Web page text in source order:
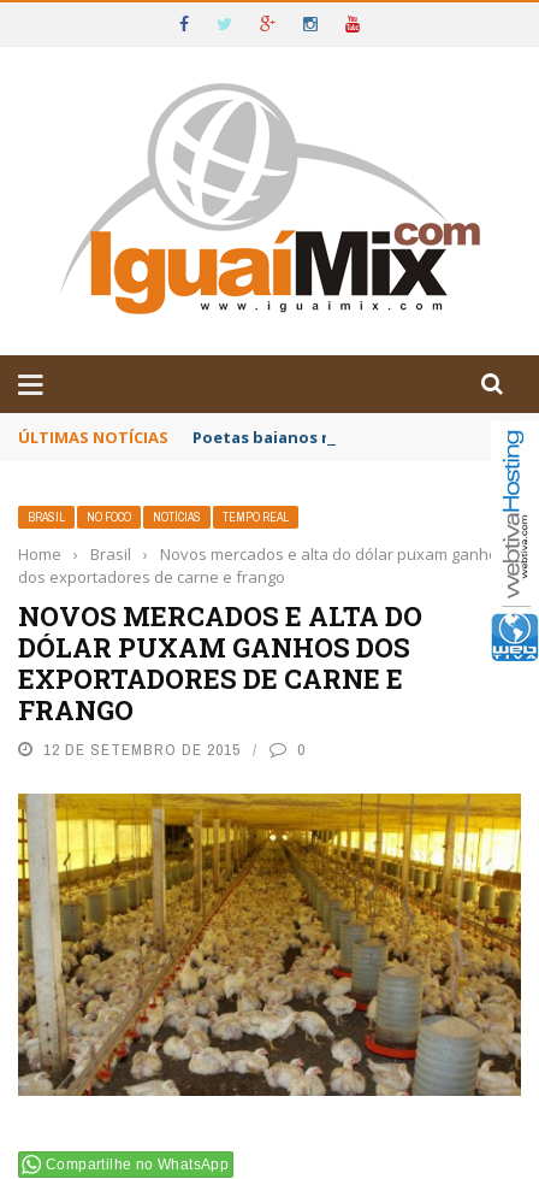
IGUAÍ E SUDOESTE DA BAHIA
ÚLTIMAS NOTÍCIAS Poetas baianos representam o Brasil no
BRASIL NO FOCO NOTÍCIAS TEMPO REAL
Home › Brasil ›
Novos mercados e alta do dólar puxam ganhos
dos exportadores de carne e frango
NOVOS MERCADOS E ALTA DO
DÓLAR PUXAM GANHOS DOS
EXPORTADORES DE CARNE E
FRANGO
12 DE SETEMBRO DE 2015 0
Compartilhe no WhatsApp